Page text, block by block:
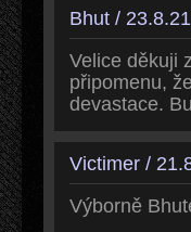
Bhut /
Velice děkuji
připomenu,
devastace.
Victimer /
Výborně